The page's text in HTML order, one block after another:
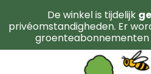
De winkel is tijdelijk
privéomstandigheden. Er